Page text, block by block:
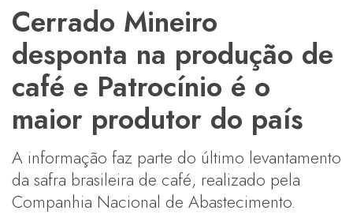
Cerrado Mineiro
desponta na produção de
café e Patrocínio é o
maior produtor do país
A informação faz parte do último levantamento
da safra brasileira de café, realizado pela
Companhia Nacional de Abastecimento.